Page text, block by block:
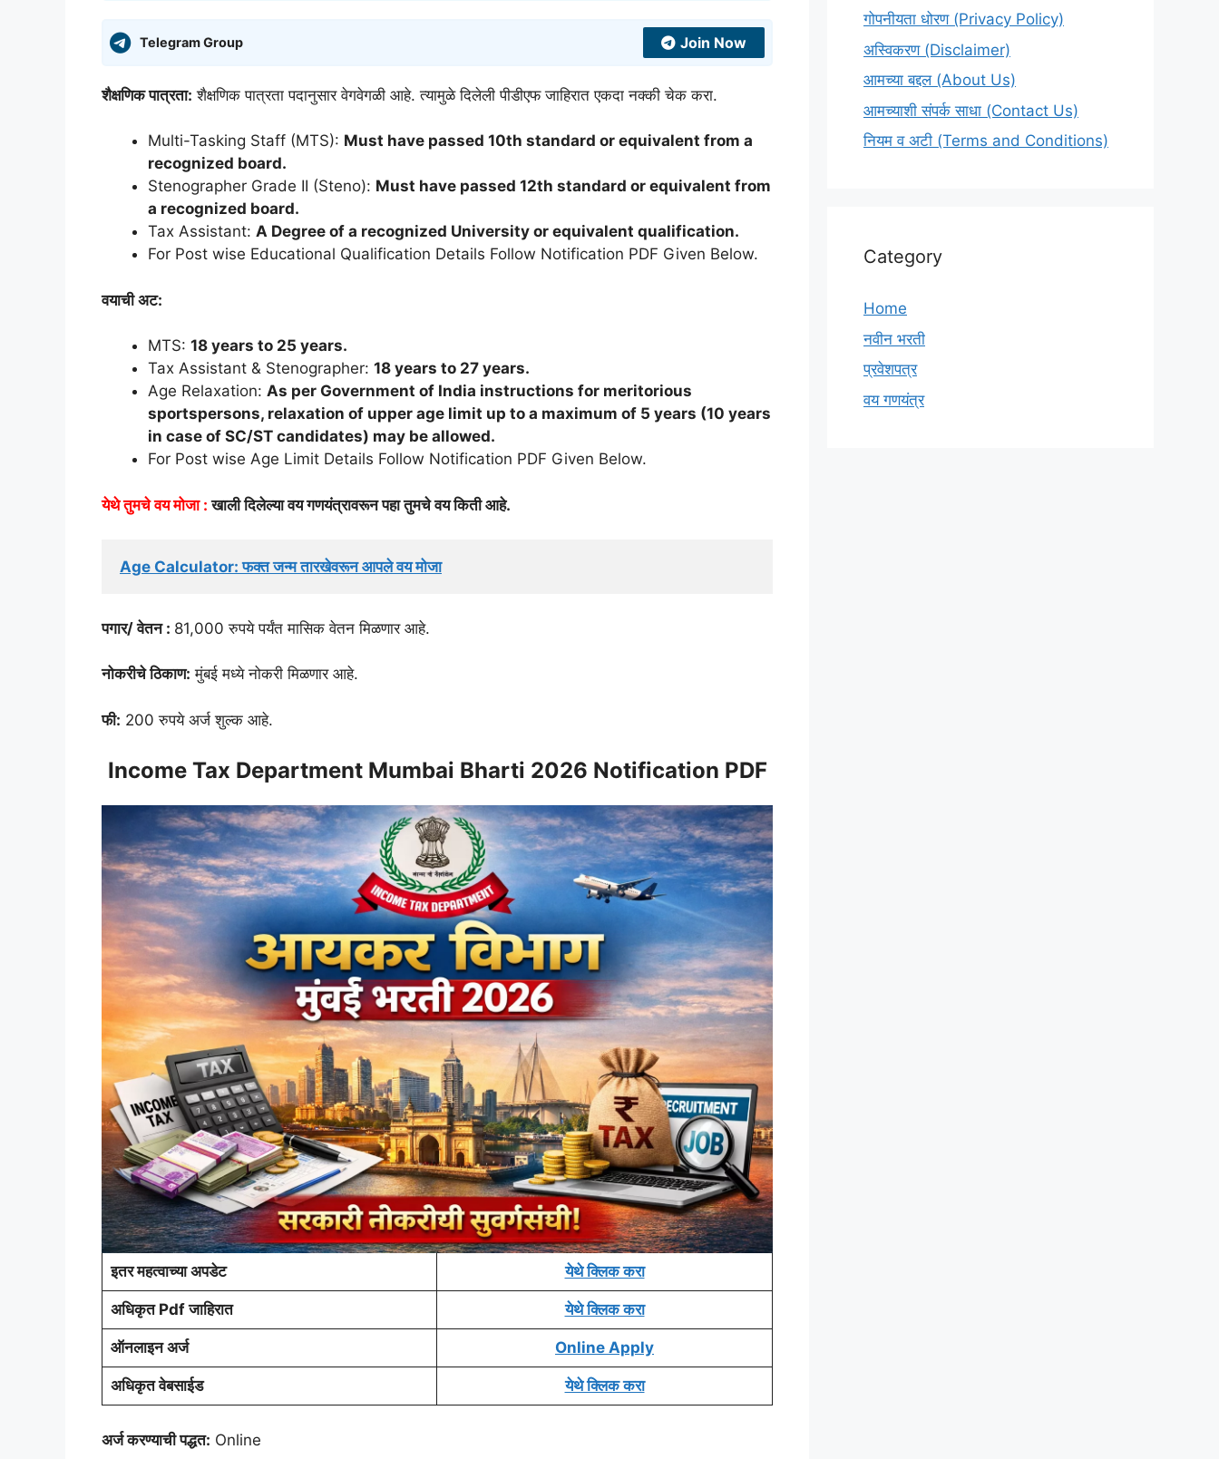
Telegram Group Join Now
शैक्षणिक पात्रता: शैक्षणिक पात्रता पदानुसार वेगवेगळी आहे. त्यामुळे दिलेली पीडीएफ जाहिरात एकदा नक्की चेक करा.
Multi-Tasking Staff (MTS): Must have passed 10th standard or equivalent from a
recognized board.
Stenographer Grade II (Steno): Must have passed 12th standard or equivalent from
a recognized board.
Tax Assistant: A Degree of a recognized University or equivalent qualification.
For Post wise Educational Qualification Details Follow Notification PDF Given Below.
वयाची अट:
MTS: 18 years to 25 years.
Tax Assistant & Stenographer: 18 years to 27 years.
Age Relaxation: As per Government of India instructions for meritorious
sportspersons, relaxation of upper age limit up to a maximum of 5 years (10 years
in case of SC/ST candidates) may be allowed.
For Post wise Age Limit Details Follow Notification PDF Given Below.
येथे तुमचे वय मोजा : खाली दिलेल्या वय गणयंत्रावरून पहा तुमचे वय किती आहे.
Age Calculator: फक्त जन्म तारखेवरून आपले वय मोजा
पगार/ वेतन : 81,000 रुपये पर्यंत मासिक वेतन मिळणार आहे.
नोकरीचे ठिकाण: मुंबई मध्ये नोकरी मिळणार आहे.
फी: 200 रुपये अर्ज शुल्क आहे.
Income Tax Department Mumbai Bharti 2026 Notification PDF
इतर महत्वाच्या अपडेट येथे क्लिक करा
अधिकृत Pdf जाहिरात येथे क्लिक करा
ऑनलाइन अर्ज Online Apply
अधिकृत वेबसाईड येथे क्लिक करा
अर्ज करण्याची पद्धत: Online
गोपनीयता धोरण (Privacy Policy)
अस्विकरण (Disclaimer)
आमच्या बद्दल (About Us)
आमच्याशी संपर्क साधा (Contact Us)
नियम व अटी (Terms and Conditions)
Category
Home
नवीन भरती
प्रवेशपत्र
वय गणयंत्र